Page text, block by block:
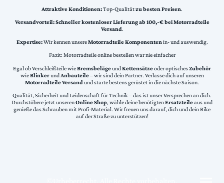
Attraktive Konditionen:Top-Qualitätzu besten Preisen.
Versandvorteil:Schneller kostenloser Lieferung ab 100,-€ bei Motorradteile
Versand.
Expertise:Wir kennen unsereMotorradteile Komponentenin- und auswendig.
Fazit: Motorradteile online bestellen war nie einfacher
Egal ob Verschleißteile wieBremsbelägeundKettensätzeoder optischesZubehör
wieBlinkerundAnbauteile– wir sind dein Partner. Verlasse dich auf unseren
Motorradteile Versand und starte bestens gerüstet in die nächste Saison.
Qualität, Sicherheit und Leidenschaft für Technik – das ist unser Versprechen an dich.
Durchstöbere jetzt unserenOnline Shop, wähle deine benötigtenErsatzteileaus und
genieße das Schrauben mit Profi-Material. Wir freuen uns darauf, dich und dein Bike
auf der Straße zu unterstützen!